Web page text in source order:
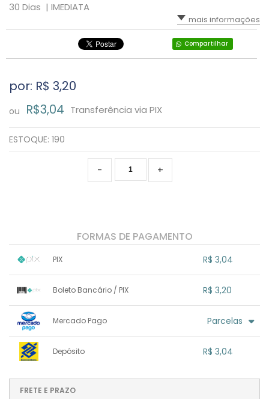
30 Dias | IMEDIATA
mais informações
Compartilhar
por: R$ 3,20
ou R$3,04 Transferência via PIX
ESTOQUE: 190
+
-
FORMAS DE PAGAMENTO
PIX R$ 3,04
.
Boleto Bancário / PIX R$ 3,20
.
Mercado Pago Parcelas
.
Depósito R$ 3,04
...
....
FRETE E PRAZO